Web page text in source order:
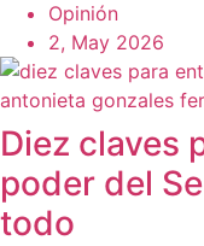
Opinión
2, May 2026
Diez claves
poder del
todo